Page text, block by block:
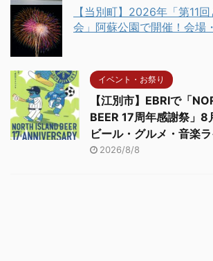
【当別町】2026年「第11
会」阿蘇公園で開催！会場
イベント・お祭り
【江別市】EBRIで「
BEER 17周年感謝祭」8
ビール・グルメ・音楽
2026/8/8